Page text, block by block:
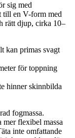
sig med
till en V-form med
rätt djup, cirka 10–
kan primas svagt
för toppning
hinner skinnbilda
fogmassa.
flexibel massa
inte omfattande